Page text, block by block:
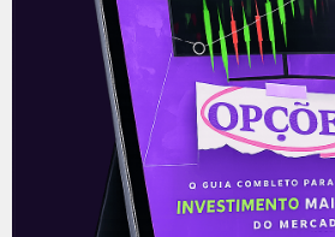
você
Ouvindo o que o
disse